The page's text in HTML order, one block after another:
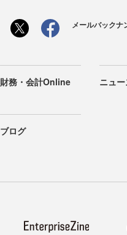
メールバックナ
財務・会計Online ニュー
ブログ